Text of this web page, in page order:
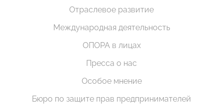
Отраслевое развитие
Международная деятельность
ОПОРА в лицах
Пресса о нас
Особое мнение
Бюро по защите прав предпринимателей